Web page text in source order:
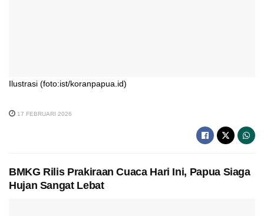
Ilustrasi (foto:ist/koranpapua.id)
17 FEBRUARI 2026
BMKG Rilis Prakiraan Cuaca Hari Ini, Papua Siaga
Hujan Sangat Lebat